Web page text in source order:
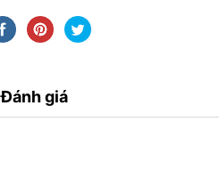
Đánh giá